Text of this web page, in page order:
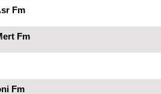
Fm
Fm
Fm